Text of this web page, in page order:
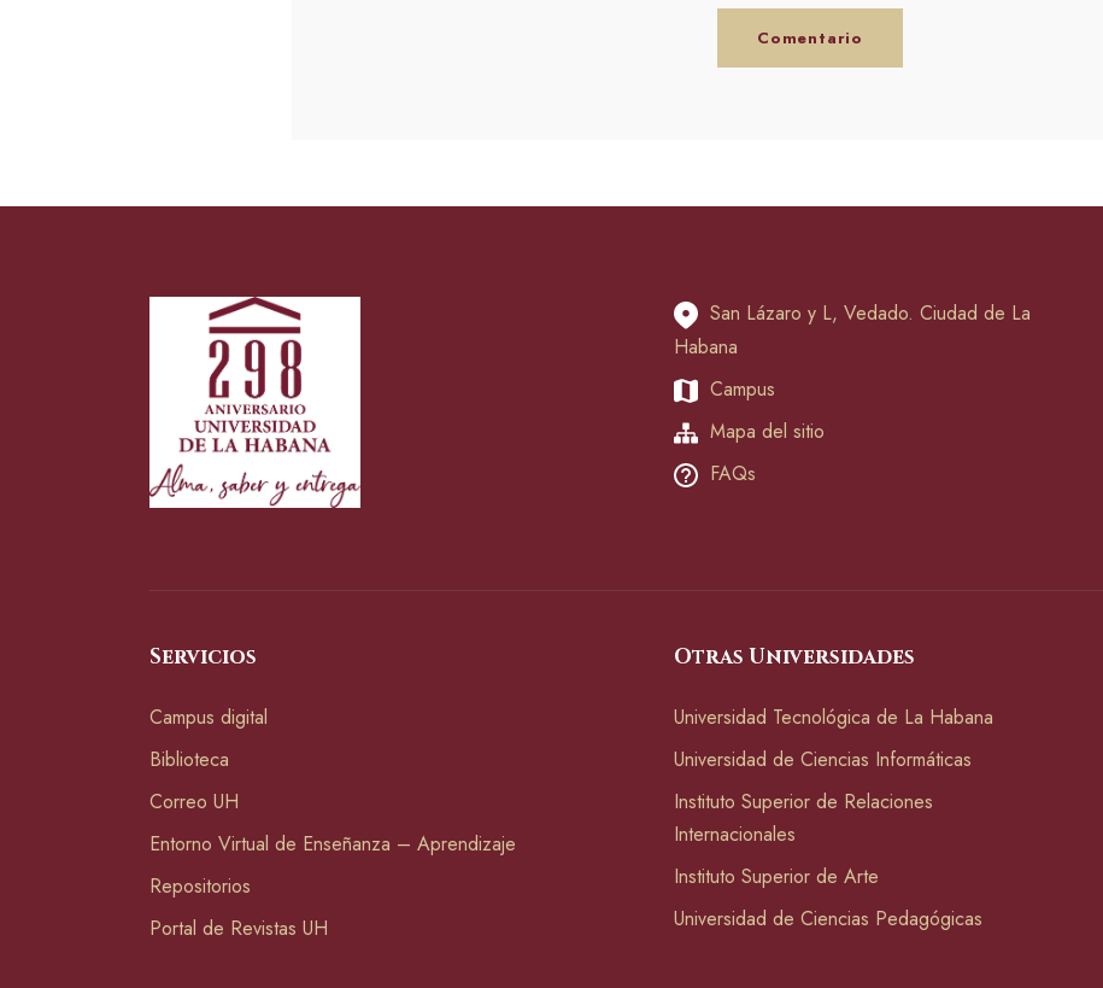
San Lázaro y L, Vedado. Ciudad de La
Habana
Campus
Mapa del sitio
FAQs
Servicios
Campus digital
Biblioteca
Correo UH
Entorno Virtual de Enseñanza – Aprendizaje
Repositorios
Portal de Revistas UH
Otras Universidades
Universidad Tecnológica de La Habana
Universidad de Ciencias Informáticas
Instituto Superior de Relaciones
Internacionales
Instituto Superior de Arte
Universidad de Ciencias Pedagógicas